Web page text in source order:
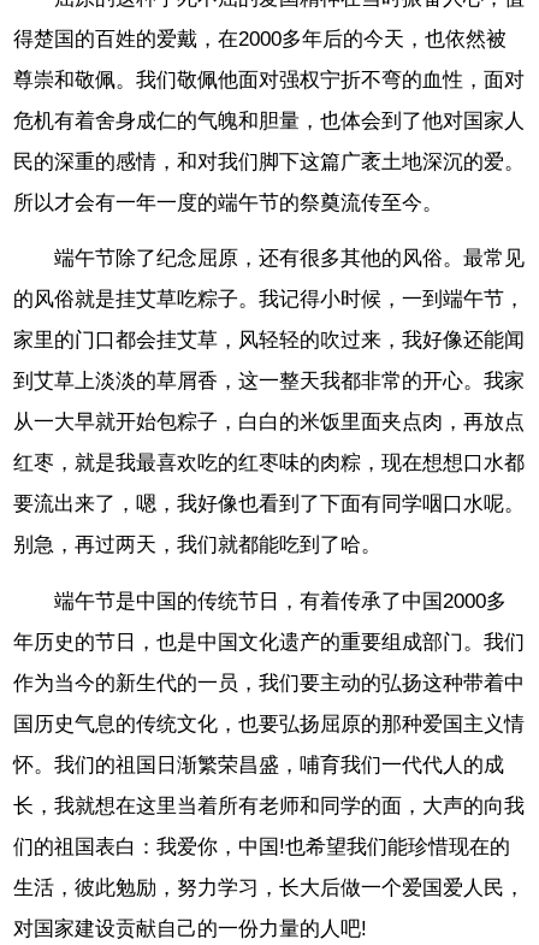
得楚国的百姓的爱戴，在2000多年后的今天，也依然被
尊崇和敬佩。我们敬佩他面对强权宁折不弯的血性，面对
危机有着舍身成仁的气魄和胆量，也体会到了他对国家人
民的深重的感情，和对我们脚下这篇广袤土地深沉的爱。
所以才会有一年一度的端午节的祭奠流传至今。
端午节除了纪念屈原，还有很多其他的风俗。最常见
的风俗就是挂艾草吃粽子。我记得小时候，一到端午节，
家里的门口都会挂艾草，风轻轻的吹过来，我好像还能闻
到艾草上淡淡的草屑香，这一整天我都非常的开心。我家
从一大早就开始包粽子，白白的米饭里面夹点肉，再放点
红枣，就是我最喜欢吃的红枣味的肉粽，现在想想口水都
要流出来了，嗯，我好像也看到了下面有同学咽口水呢。
别急，再过两天，我们就都能吃到了哈。
端午节是中国的传统节日，有着传承了中国2000多
年历史的节日，也是中国文化遗产的重要组成部门。我们
作为当今的新生代的一员，我们要主动的弘扬这种带着中
国历史气息的传统文化，也要弘扬屈原的那种爱国主义情
怀。我们的祖国日渐繁荣昌盛，哺育我们一代代人的成
长，我就想在这里当着所有老师和同学的面，大声的向我
们的祖国表白：我爱你，中国!也希望我们能珍惜现在的
生活，彼此勉励，努力学习，长大后做一个爱国爱人民，
对国家建设贡献自己的一份力量的人吧!